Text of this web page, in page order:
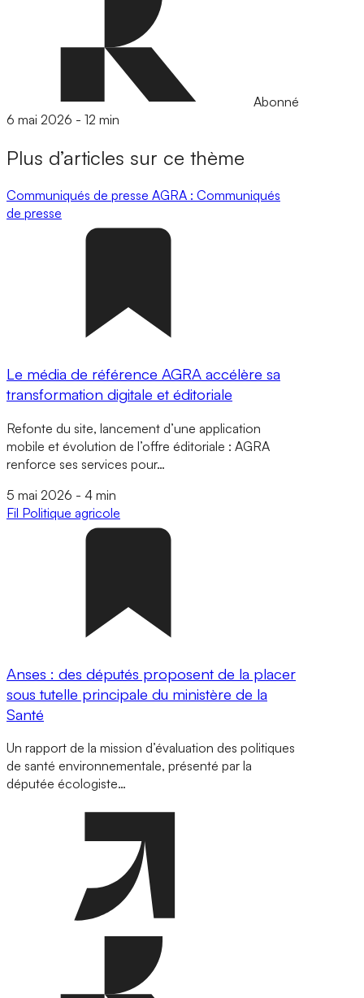
Abonné
6 mai 2026 - 12 min
Plus d’articles sur ce thème
Communiqués de presse AGRA : Communiqués
de presse
Le média de référence AGRA accélère sa
transformation digitale et éditoriale
Refonte du site, lancement d’une application
mobile et évolution de l’offre éditoriale : AGRA
renforce ses services pour…
5 mai 2026 - 4 min
Fil Politique agricole
Anses : des députés proposent de la placer
sous tutelle principale du ministère de la
Santé
Un rapport de la mission d’évaluation des politiques
de santé environnementale, présenté par la
députée écologiste…